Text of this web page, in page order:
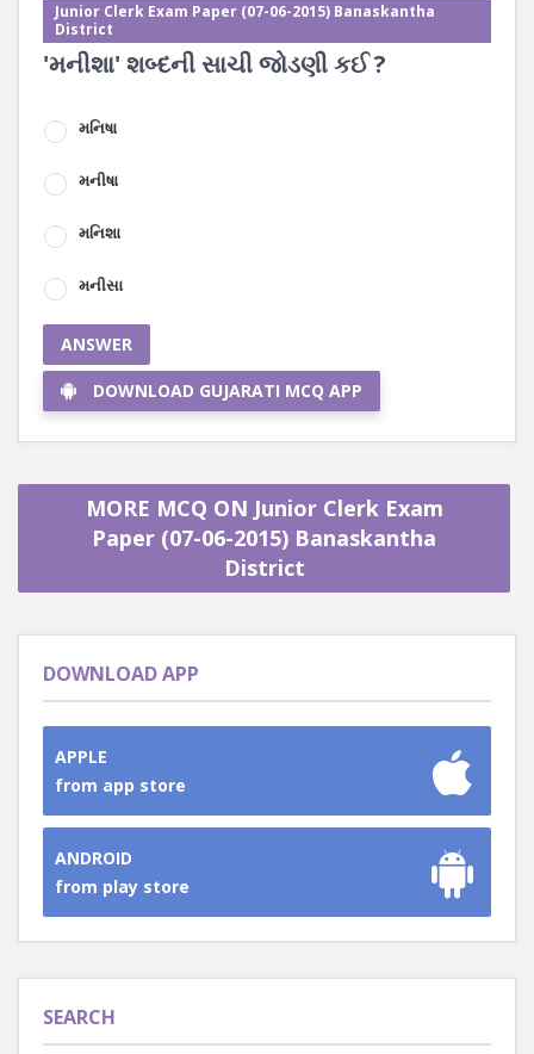
Junior Clerk Exam Paper (07-06-2015) Banaskantha
District
'મનીશા' શબ્દની સાચી જોડણી કઈ ?
મનિષા
મનીષા
મનિશા
મનીસા
ANSWER
DOWNLOAD GUJARATI MCQ APP
MORE MCQ ON Junior Clerk Exam
Paper (07-06-2015) Banaskantha
District
DOWNLOAD APP
APPLE
from app store
ANDROID
from play store
SEARCH